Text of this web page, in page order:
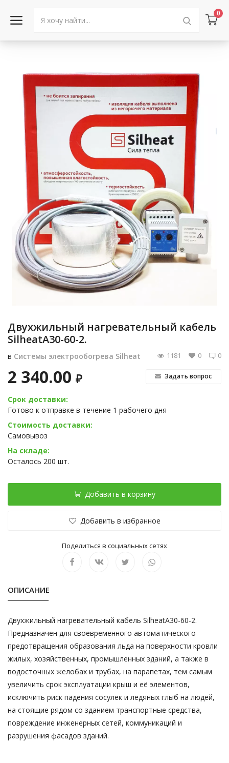
0
Каталог товаров
Акции
Новости
Статьи
Объявления
Контакты
Город: Колумбус
Двухжильный нагревательный кабель
SilheatА30-60-2.
в Системы электрообогрева Silheat 0
0
1181
2 340.00 ₽ Задать вопрос
Срок доставки:
Готово к отправке в течение 1 рабочего дня
Стоимость доставки:
Самовывоз
На складе:
Осталось 200 шт.
Добавить в корзину
Добавить в избранное
Поделиться в социальных сетях
ОПИСАНИЕ
Двухжильный нагревательный кабель SilheatА30-60-2.
Предназначен для своевременного автоматического
предотвращения образования льда на поверхности кровли
жилых, хозяйственных, промышленных зданий, а также в
водосточных желобах и трубах, на парапетах, тем самым
увеличить срок эксплуатации крыш и её элементов,
исключить риск падения сосулек и ледяных глыб на людей,
на стоящие рядом со зданием транспортные средства,
повреждение инженерных сетей, коммуникаций и
разрушения фасадов зданий.